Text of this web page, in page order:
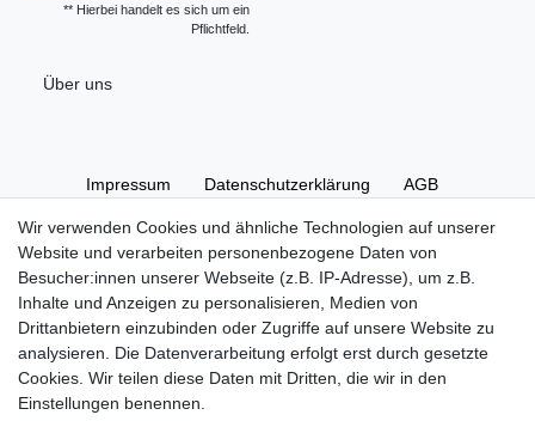
** Hierbei handelt es sich um ein
Pflichtfeld.
Wir verwenden Cookies und ähnliche Technologien auf unserer
Website und verarbeiten personenbezogene Daten von
Besucher:innen unserer Webseite (z.B. IP-Adresse), um z.B.
Inhalte und Anzeigen zu personalisieren, Medien von
Drittanbietern einzubinden oder Zugriffe auf unsere Website zu
analysieren. Die Datenverarbeitung erfolgt erst durch gesetzte
Cookies. Wir teilen diese Daten mit Dritten, die wir in den
Einstellungen benennen.
Über uns
Impressum Daten­schutz­erklärung AGB
Widerrufs­recht Vertrag widerrufen Kontakt
Hinweise zur Batterieentsorgung
Im Zusammenhang mit dem Vertrieb von Batterien oder mit
der Lieferung von Geräten, die Batterien enthalten, sind wir